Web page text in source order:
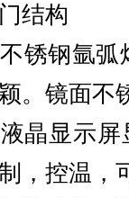
结构
锈钢氩
。镜面不
晶显示
，控温，